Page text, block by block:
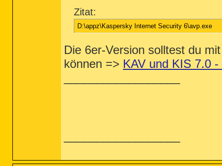
Zitat:
D:\appz\Kaspersky Internet Security 6\avp.exe
Die 6er-Version solltest du
können => KAV und KIS 7.0